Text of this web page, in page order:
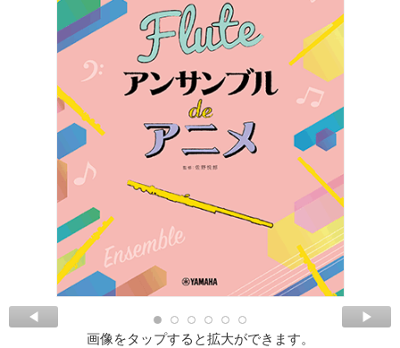
画像をタップすると拡大ができます。